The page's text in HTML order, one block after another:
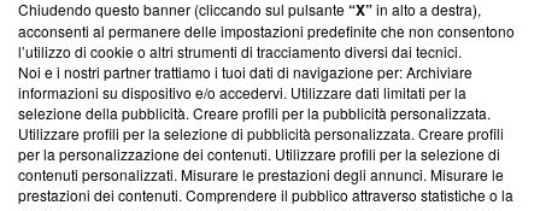
Team editoriale
Corporate
Redazione
Informativa Privacy
Cookie Policy
Chiudendo questo banner (cliccando sul pulsante“X”in alto a destra),
acconsenti al permanere delle impostazioni predefinite che non consentono
l’utilizzo di cookie o altri strumenti di tracciamento diversi dai tecnici.
Noi e i nostri partner trattiamo i tuoi dati di navigazione per: Archiviare
informazioni su dispositivo e/o accedervi. Utilizzare dati limitati per la
selezione della pubblicità. Creare profili per la pubblicità personalizzata.
Utilizzare profili per la selezione di pubblicità personalizzata. Creare profili
per la personalizzazione dei contenuti. Utilizzare profili per la selezione di
contenuti personalizzati. Misurare le prestazioni degli annunci. Misurare le
prestazioni dei contenuti. Comprendere il pubblico attraverso statistiche o la